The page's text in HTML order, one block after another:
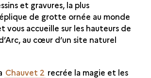
et gravures, la plus
de grotte ornée au monde
vous accueille sur les hauteurs de
au cœur d’un site naturel
Chauvet 2 recrée la magie et les